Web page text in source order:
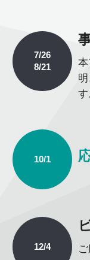
7/26
8/21
す
10/1
12/4